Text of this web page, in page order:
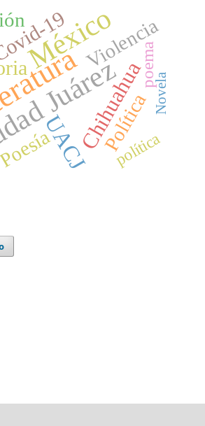
Juárez
México
UACJChihuahua
19 Violencia
Política
poema
política
Novela